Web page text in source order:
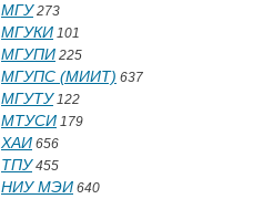
МГУ273
МГУКИ 101
МГУПИ 225
МГУПС (МИИТ) 637
МГУТУ122
МТУСИ 179
ХАИ 656
ТПУ455
НИУ МЭИ 640